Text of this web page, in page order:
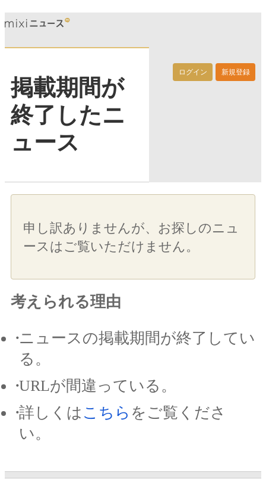
ログイン 新規登録
掲載期間が
終了したニ
ュース
申し訳ありませんが、お探しのニュ
ースはご覧いただけません。
考えられる理由
ニュースの掲載期間が終了してい
る。
URLが間違っている。
詳しくは こちら をご覧くださ
い。